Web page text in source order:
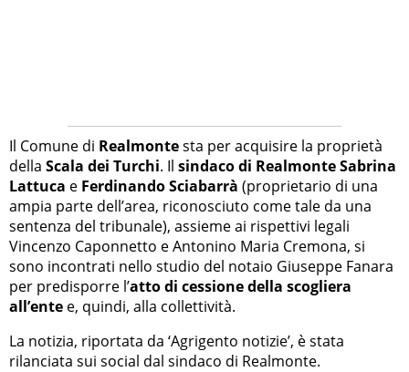
Il Comune di Realmontesta per acquisire la proprietà
della Scala dei Turchi. Il sindaco di Realmonte Sabrina
Lattuca e Ferdinando Sciabarrà (proprietario di una
ampia parte dell’area, riconosciuto come tale da una
sentenza del tribunale), assieme ai rispettivi legali
Vincenzo Caponnetto e Antonino Maria Cremona, si
sono incontrati nello studio del notaio Giuseppe Fanara
per predisporre l’atto di cessione della scogliera
all’ente e, quindi, alla collettività.
La notizia, riportata da ‘Agrigento notizie’, è stata
rilanciata sui social dal sindaco di Realmonte.